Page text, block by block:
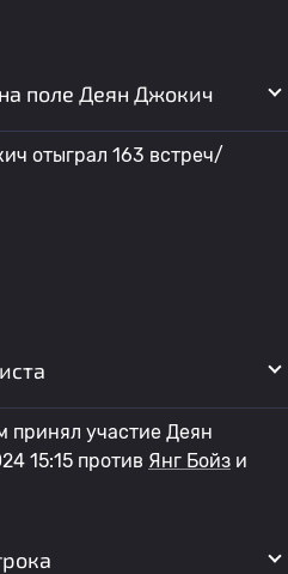
поле Деян Джокич
отыграл 163 встреч/
принял участие Деян
15:15 против Янг Бойз и